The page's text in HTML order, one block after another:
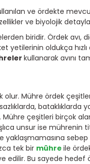
ve ördekte
ve biyolojik detaylar
biridir. Ördek
yetilerinin oldukça
kullanarak avını
olur. Mühre ördek
bataklıklarda
çeşitleri birçok
unsur ise mührenin
tek bir mühre ile
Bu sayede hedef